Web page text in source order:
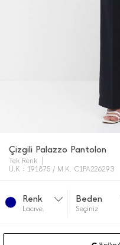
Çizgili Palazzo Pantolon
Tek Renk
Ü.K : 191875 / M.K. C1PA226293
Renk
Lacıve.
Beden
Seçiniz